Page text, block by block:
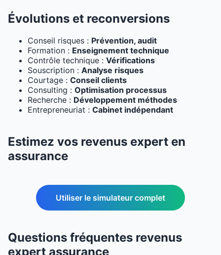
Évolutions et reconversions
Conseil risques : Prévention, audit
Formation : Enseignement technique
Contrôle technique : Vérifications
Souscription : Analyse risques
Courtage : Conseil clients
Consulting : Optimisation processus
Recherche : Développement méthodes
Entrepreneuriat : Cabinet indépendant
Estimez vos revenus expert en
assurance
Utiliser le simulateur complet
Questions fréquentes revenus
expert assurance